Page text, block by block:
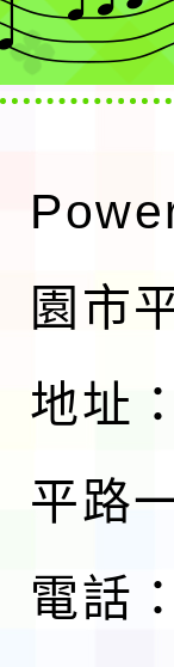
園市
地址
平路
電話